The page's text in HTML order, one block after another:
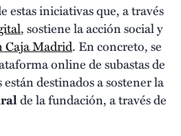
estas iniciativas que, a través
, sostiene la acción social y
Caja Madrid. En concreto, se
online de subastas de
destinados a sostener la
de la fundación, a través de